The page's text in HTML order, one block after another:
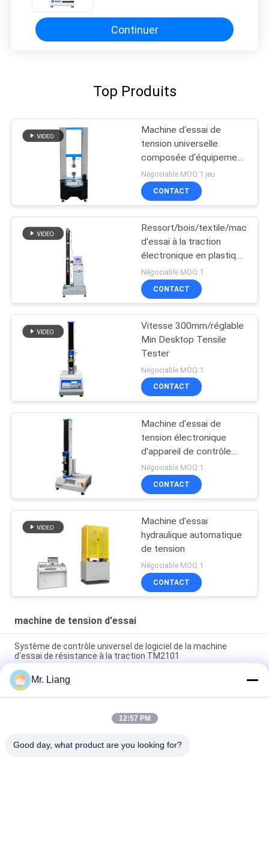
ordinateur
Continuer
Top Produits
Machine d'essai de
tension universelle
composée d'équipement
d'essai d'adhérence
Négociable MOQ:1 jeu
CONTACT
Ressort/bois/textile/machine
d'essai à la traction
électronique en plastique
avec l'affichage
numérique
Négociable MOQ:1
CONTACT
Vitesse 300mm/réglable
Min Desktop Tensile
Tester
Négociable MOQ:1
CONTACT
Machine d'essai de
tension électronique
d'appareil de contrôle
universel servo du
logiciel TM2101
Négociable MOQ:1
CONTACT
Machine d'essai
hydraulique automatique
de tension
Négociable MOQ:1
CONTACT
machine de tension d'essai
Système de contrôle universel de logiciel de la machine
d'essai de résistance à la traction TM2101
Machine de tension d'essai de la température de ciel et terre
avec programmable
Machine/équipement adhésifs d'appareil de contrôle de
résistance à la traction d'épluchage avec la gestion par
Mr. Liang
12:57 PM
Good day, what product are you looking for?